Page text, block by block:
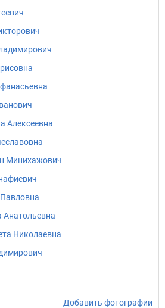
Алексеевна
Минихажович
Николаевна
Добавить фотографии